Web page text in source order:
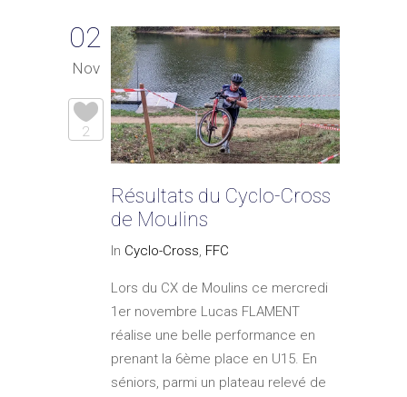
02
Nov
2
Résultats du Cyclo-Cross
de Moulins
In Cyclo-Cross, FFC
Lors du CX de Moulins ce mercredi
1er novembre Lucas FLAMENT
réalise une belle performance en
prenant la 6ème place en U15. En
séniors, parmi un plateau relevé de